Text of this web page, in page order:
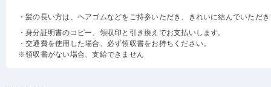
・髪の長い方は、ヘアゴムなどをご持参いただき、きれいに結んでいただ
・身分証明書のコピー、領収印と引き換えでお支払いします。
・交通費を使用した場合、必ず領収書をお持ちください。
※領収書がない場合、支給できません